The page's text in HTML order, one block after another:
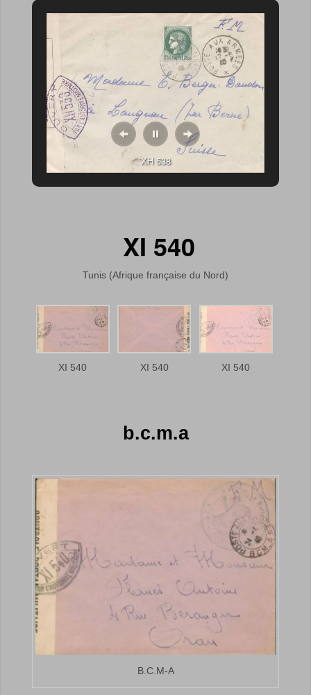
XH 538
XI 540
Tunis (Afrique française du Nord)
XI 540 XI 540 XI 540
b.c.m.a
B.C.M-A